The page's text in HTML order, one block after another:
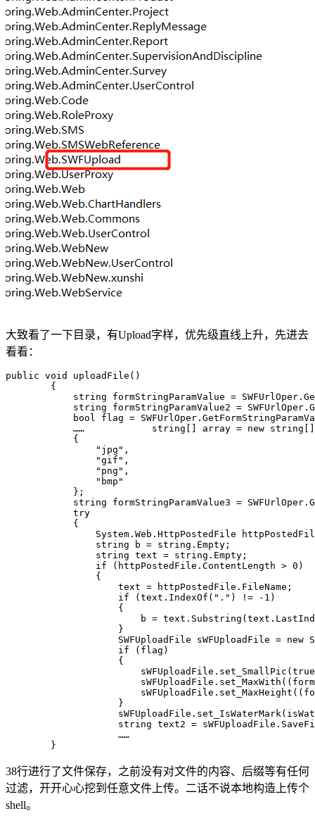
大致看了一下目录，有Upload字样，优先级直线上升，先进去
看看：
public void uploadFile ()
        {
string formStringParamValue =
string formStringParamValue2 =
bool flag =
            ……
string [] array = new string
            {
"jpg" ,
"gif" ,
"png" ,
"bmp"
            };
string formStringParamValue3 =
try
            {
System.Web.HttpPostedFile
string b = string .Empty;
string text = string .Empty;
if (httpPostedFile.ContentLength > 0 )
                {
                    text = httpPostedFile.FileName;
if (text.IndexOf( "." ) != -1 )
                    {
b =
                    }
                    SWFUploadFile sWFUploadFile =
new
if (flag)
                    {
                        sWFUploadFile.set_SmallPic(
true
                    }
string text2 =
                    ……
        }
38行进行了文件保存，之前没有对文件的内容、后缀等有任何
过滤，开开心心挖到任意文件上传。二话不说本地构造上传个
shell。